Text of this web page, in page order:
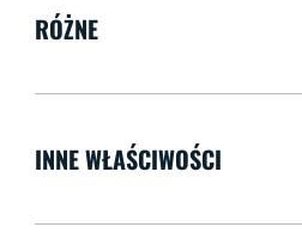
RÓŻNE
INNE WŁAŚCIWOŚCI